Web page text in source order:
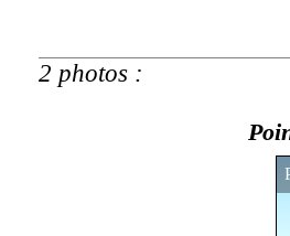
2 photos :